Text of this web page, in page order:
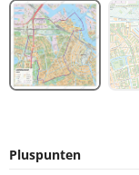
Pluspunten